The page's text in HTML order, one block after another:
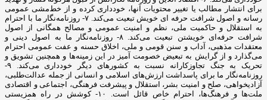
برای انتشار مطالب یا تغییر محتویات آنها، خودداری کرده و از خط‌مشی عمومی
رسانه و اصول شرافت حرفه ای خویش تبعیت می‌کند. ۷- روزنامه‌نگار ما با احترام
به استقلال و حاکمیت ملی، نظم و امنیت عمومی و مصالح همگانی از اصول
شرافت حرفه‌ای خویشتن تبعیت می‌کند. ۸- روزنامه‌نگار ما به اصول دینی و
معتقدات مذهبی، آداب و سنن قومی و ملی، اخلاق حسنه و عفت عمومی احترام
می‌گذارد و از گرایش به تبعیض خصومت آمیز در این زمینه‌ها و همچنین تشویق و
تحریک به جنگ تجاوزکارانه نسبت به کشورهای دیگر خودداری می‌کند. ۹-
روزنامه‌نگار ما برای پاسداشت ارزش‌های اسلامی و انسانی از جمله عدالت‌طلبی،
آزادیخواهی، صلح و امنیت بشر، استقلال و پیشرفت فرهنگی، اجتماعی و اقتصادی
ملت‌ها و فرهنگ‌ها، احترام خاص قائل است. ۱۰- کوشش در راه همزیستی